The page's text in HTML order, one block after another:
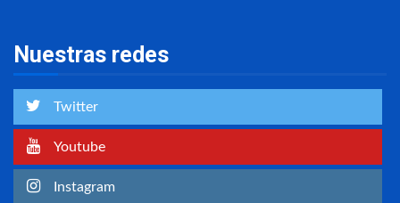
Nuestras redes
Twitter
Youtube
Instagram